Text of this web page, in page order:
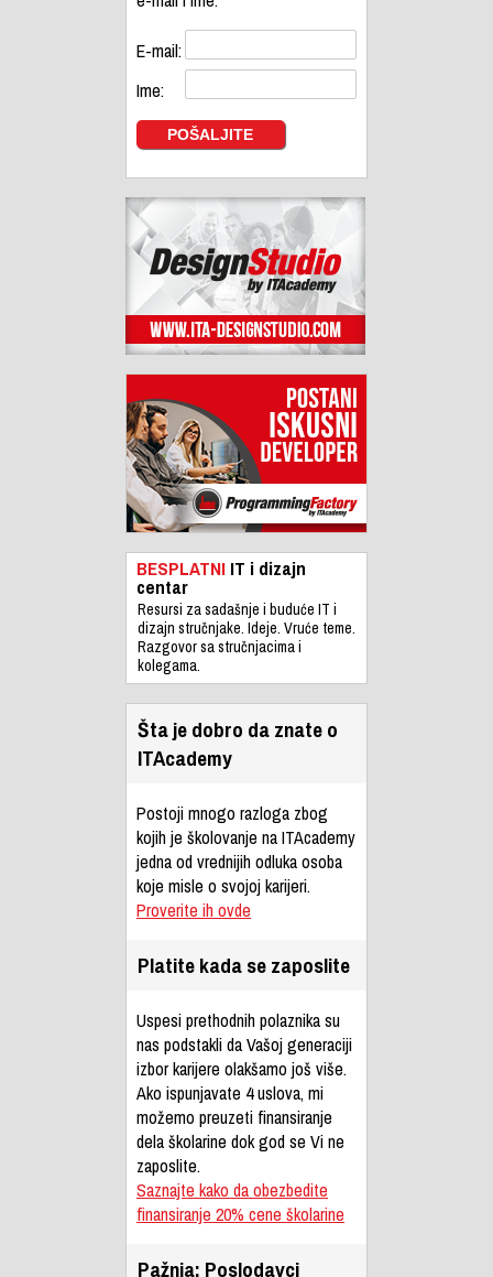
E-mail:
Ime:
BESPLATNIIT i dizajn
centar
Resursi za sadašnje i buduće IT i
dizajn stručnjake. Ideje. Vruće teme.
Razgovor sa stručnjacima i
kolegama.
Šta je dobro da znate o
ITAcademy
Postoji mnogo razloga zbog
kojih je školovanje na ITAcademy
jedna od vrednijih odluka osoba
koje misle o svojoj karijeri.
Proverite ih ovde
Platite kada se zaposlite
Uspesi prethodnih polaznika su
nas podstakli da Vašoj generaciji
izbor karijere olakšamo još više.
Ako ispunjavate 4 uslova, mi
možemo preuzeti finansiranje
dela školarine dok god se Vi ne
zaposlite.
Saznajte kako da obezbedite
finansiranje 20% cene školarine
Pažnja: Poslodavci